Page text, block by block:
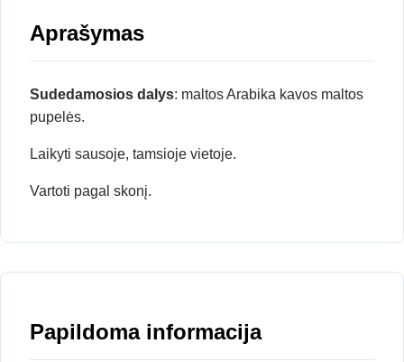
Aprašymas
Sudedamosios dalys: maltos Arabika kavos maltos
pupelės.
Laikyti sausoje, tamsioje vietoje.
Vartoti pagal skonį.
Papildoma informacija